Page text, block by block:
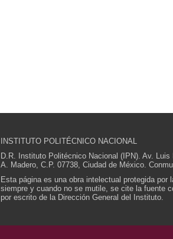
INSTITUTO POLITÉCNICO NACIONAL
D.R. Instituto Politécnico Nacional (IPN). Av.
A. Madero, C.P. 07738, Ciudad de México.
Esta página es una obra intelectual protegida por
siempre y cuando no se mutile, se cite la fuente
por escrito de la Dirección General del Instituto.